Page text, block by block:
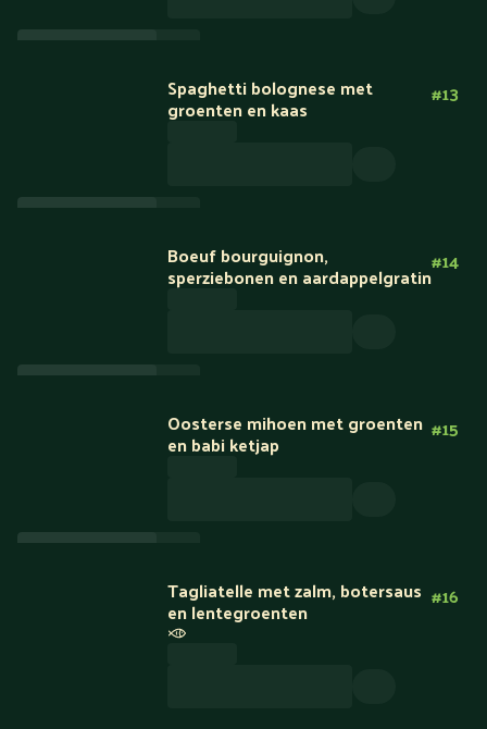
Spaghetti bolognese met
groenten en kaas
#13
Boeuf bourguignon,
sperziebonen en aardappelgratin
#14
Oosterse mihoen met groenten
en babi ketjap
#15
Tagliatelle met zalm, botersaus
en lentegroenten
#16